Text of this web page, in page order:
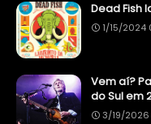
Dead Fish
1/15/2024
Vem aí?
do Sul em
3/19/2026